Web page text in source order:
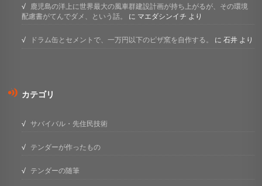
鹿児島の洋上に世界最大の風車群建設計画が持ち上がるが、その環境
配慮書がてんでダメ、という話。
に マエダシンイチ より
ドラム缶とセメントで、一万円以下のピザ窯を自作する。 に石井 より
カテゴリ
サバイバル・先住民技術
テンダーが作ったもの
テンダーの随筆